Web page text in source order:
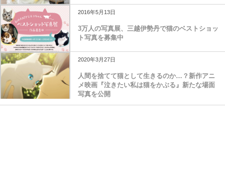
2016年5月13日
3万人の写真展、三越伊勢丹で猫のベストショッ
ト写真を募集中
2020年3月27日
人間を捨てて猫として生きるのか…？新作アニ
メ映画『泣きたい私は猫をかぶる』新たな場面
写真を公開